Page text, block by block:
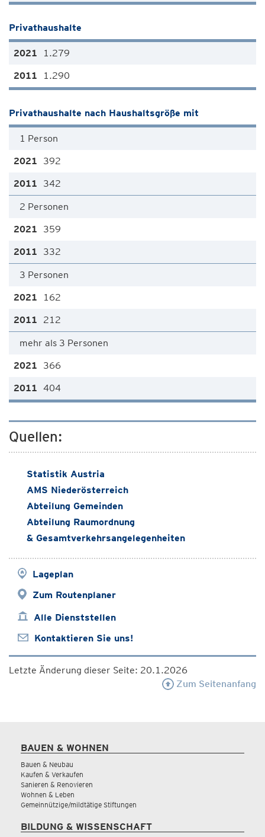
Privathaushalte
1.279
1.290
Privathaushalte nach Haushaltsgröße mit
1 Person
392
342
2 Personen
359
332
3 Personen
162
212
mehr als 3 Personen
366
404
Quellen:
Statistik Austria
AMS Niederösterreich
Abteilung Gemeinden
Abteilung Raumordnung
& Gesamtverkehrsangelegenheiten
Lageplan
Zum Routenplaner
Alle Dienststellen
Kontaktieren Sie uns!
Letzte Änderung dieser Seite: 20.1.2026
Zum Seitenanfang
BAUEN & WOHNEN
Bauen & Neubau
Kaufen & Verkaufen
Sanieren & Renovieren
Wohnen & Leben
Gemeinnützige/mildtätige Stiftungen
BILDUNG & WISSENSCHAFT